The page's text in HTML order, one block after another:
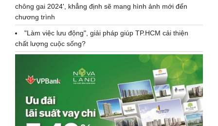
chông gai 2024', khẳng định sẽ mang hình ảnh mới đến
chương trình
"Làm việc lưu động", giải pháp giúp TP.HCM cải thiện
chất lượng cuộc sống?